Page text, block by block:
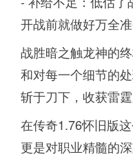
开战前就做好万全准
战胜暗之触龙神的
和对每一个细节的
斩于刀下，收获雷
在传奇1.76怀旧版
更是对职业精髓的